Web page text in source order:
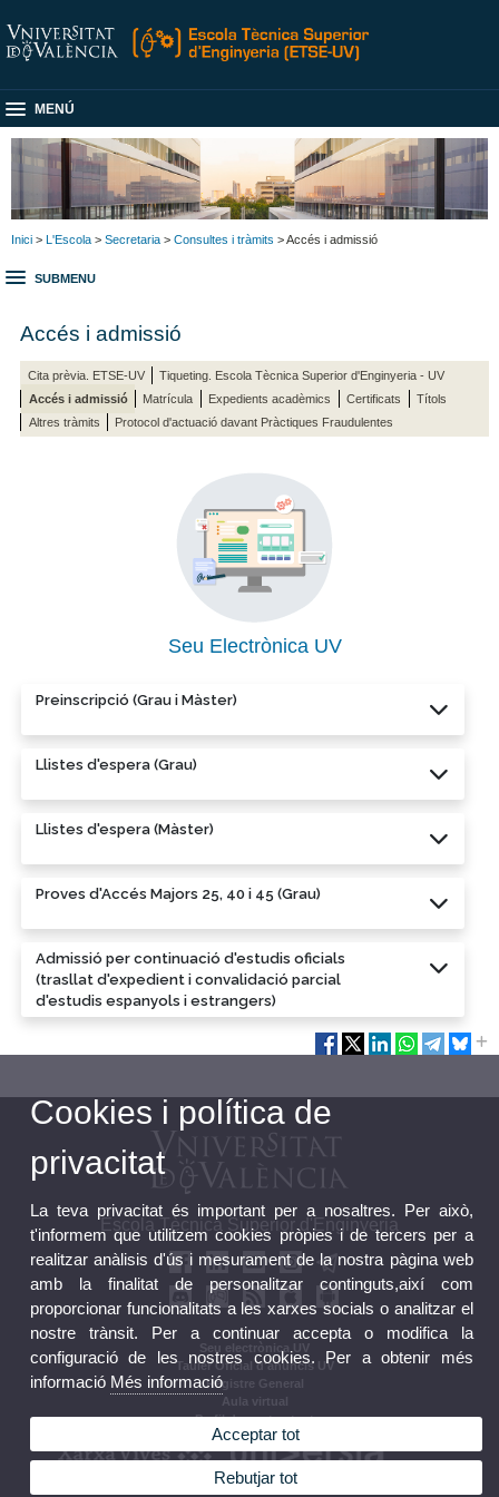
MENÚ
Inici > L'Escola > Secretaria > Consultes i tràmits > Accés i admissió
SUBMENU
Accés i admissió
Cita prèvia. ETSE-UV
Tiqueting. Escola Tècnica Superior d'Enginyeria - UV
Accés i admissió
Matrícula Expedients acadèmics Certificats
Títols
Altres tràmits
Protocol d'actuació davant Pràctiques Fraudulentes
Seu Electrònica UV
Preinscripció (Grau i Màster)
Llistes d'espera (Grau)
Llistes d'espera (Màster)
Proves d'Accés Majors 25, 40 i 45 (Grau)
Admissió per continuació d'estudis oficials
(trasllat d'expedient i convalidació parcial
d'estudis espanyols i estrangers)
Escola Tècnica Superior d'Enginyeria
Seu electrònica UV
Tauler Oficial d'anuncis UV
Registre General
Aula virtual
Perfil de contractant
Cookies i política de
privacitat
La teva privacitat és important per a nosaltres. Per això,
t'informem que utilitzem cookies pròpies i de tercers per a
realitzar anàlisis d'ús i mesurament de la nostra pàgina web
amb la finalitat de personalitzar continguts,així com
proporcionar funcionalitats a les xarxes socials o analitzar el
nostre trànsit. Per a continuar accepta o modifica la
configuració de les nostres cookies. Per a obtenir més
informació Més informació
Acceptar tot
Rebutjar tot